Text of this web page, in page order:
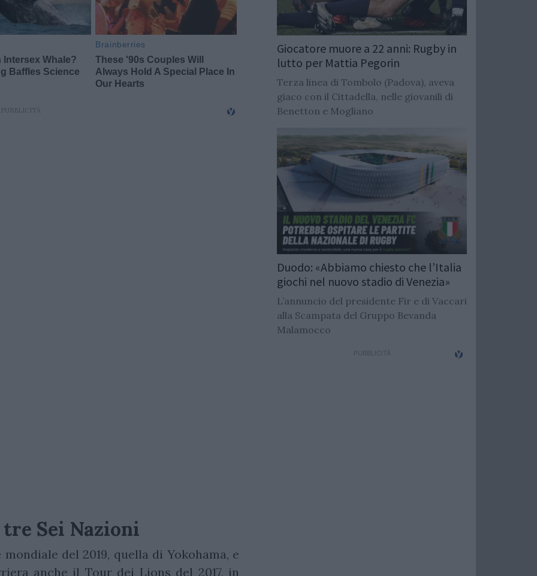
Sei Nazioni
del 2019, quella di Yokohama, e
anche il Tour dei Lions del 2017, in
Giocatore muore a 22 anni: Rugby in
lutto per Mattia Pegorin
Terza linea di Tombolo (Padova), aveva
giaco con il Cittadella, nelle giovanili di
Benetton e Mogliano
Duodo: «Abbiamo chiesto che l’Italia
giochi nel nuovo stadio di Venezia»
L’annuncio del presidente Fir e di Vaccari
alla Scampata del Gruppo Bevanda
Malamocco